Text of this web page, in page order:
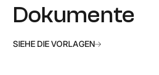
Dokumente
SIEHE DIE VORLAGEN